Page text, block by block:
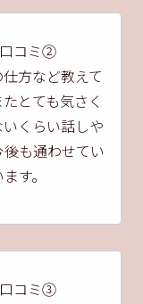
口コミ②
方など教えて
とても気さく
くらい話しや
も通わせてい
す。
口コミ③